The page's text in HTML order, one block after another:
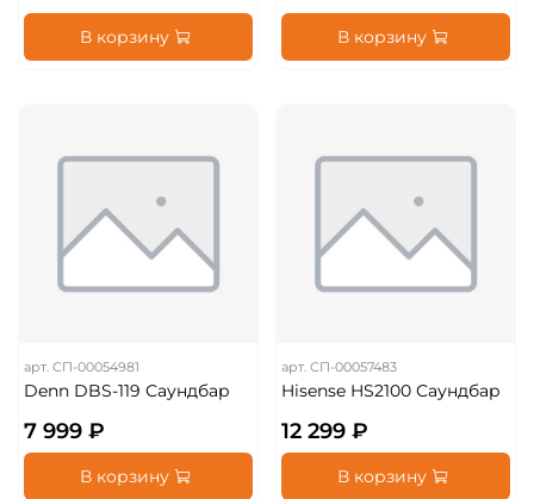
В корзину В корзину
арт.СП-00054981
Denn DBS-119 Саундбар
7 999 ₽
В корзину
арт.СП-00057483
Hisense HS2100 Саундбар
12 299 ₽
В корзину